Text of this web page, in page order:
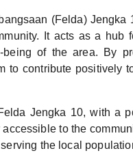
(Felda)
It acts as a hub
being of the area. By
to contribute positively
Jengka 10, with a
to the
the local